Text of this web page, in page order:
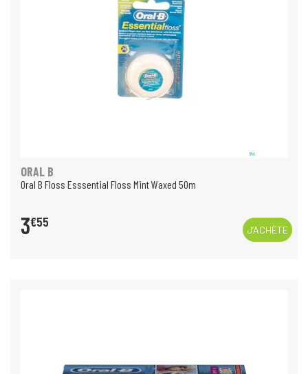
ORAL B
Oral B Floss Esssential Floss Mint Waxed 50m
3€55
J’ACHÈTE